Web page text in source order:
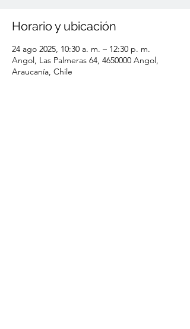
Horario y ubicación
24 ago 2025, 10:30 a. m. – 12:30 p. m.
Angol, Las Palmeras 64, 4650000 Angol,
Araucanía, Chile